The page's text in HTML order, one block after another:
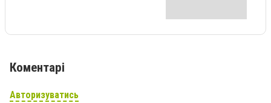
Коментарі
Авторизуватись